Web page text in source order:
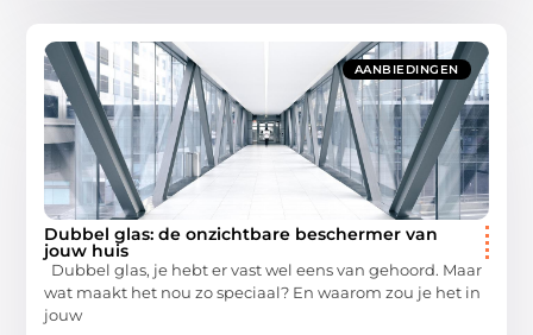
AANBIEDINGEN
Dubbel glas: de onzichtbare beschermer van
jouw huis
Dubbel glas, je hebt er vast wel eens van gehoord. Maar
wat maakt het nou zo speciaal? En waarom zou je het in
jouw